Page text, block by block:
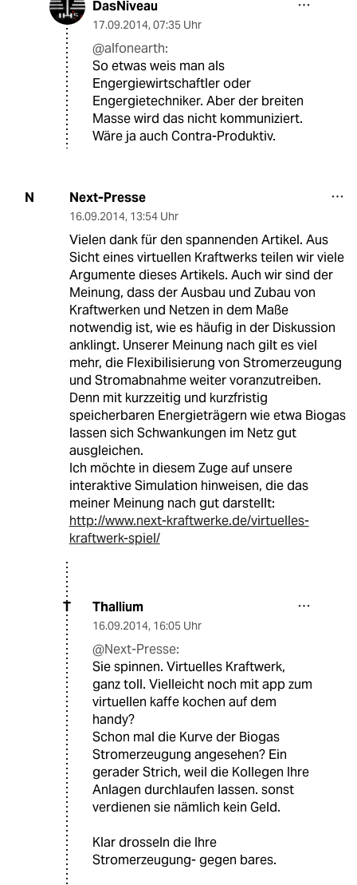
DasNiveau
17.09.2014, 07:35 Uhr
@alfonearth:
So etwas weis man als
Engergiewirtschaftler oder
Engergietechniker. Aber der breiten
Masse wird das nicht kommuniziert.
Wäre ja auch Contra-Produktiv.
N Next-Presse
16.09.2014, 13:54 Uhr
Vielen dank für den spannenden Artikel. Aus
Sicht eines virtuellen Kraftwerks teilen wir viele
Argumente dieses Artikels. Auch wir sind der
Meinung, dass der Ausbau und Zubau von
Kraftwerken und Netzen in dem Maße
notwendig ist, wie es häufig in der Diskussion
anklingt. Unserer Meinung nach gilt es viel
mehr, die Flexibilisierung von Stromerzeugung
und Stromabnahme weiter voranzutreiben.
Denn mit kurzzeitig und kurzfristig
speicherbaren Energieträgern wie etwa Biogas
lassen sich Schwankungen im Netz gut
ausgleichen.
Ich möchte in diesem Zuge auf unsere
interaktive Simulation hinweisen, die das
meiner Meinung nach gut darstellt:
http://www.next-kraftwerke.de/virtuelles-
kraftwerk-spiel/
T Thallium
16.09.2014, 16:05 Uhr
@Next-Presse:
Sie spinnen. Virtuelles Kraftwerk,
ganz toll. Vielleicht noch mit app zum
virtuellen kaffe kochen auf dem
handy?
Schon mal die Kurve der Biogas
Stromerzeugung angesehen? Ein
gerader Strich, weil die Kollegen Ihre
Anlagen durchlaufen lassen. sonst
verdienen sie nämlich kein Geld.
Klar drosseln die Ihre
Stromerzeugung- gegen bares.